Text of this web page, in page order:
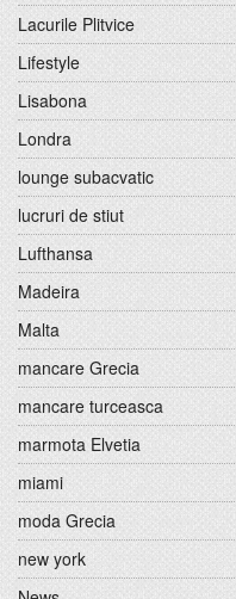
Lacurile Plitvice
Lifestyle
Lisabona
Londra
lounge subacvatic
lucruri de stiut
Lufthansa
Madeira
Malta
mancare Grecia
mancare turceasca
marmota Elvetia
miami
moda Grecia
new york